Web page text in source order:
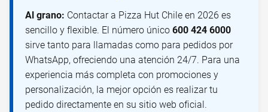
Al grano: Contactar a Pizza Hut Chile en 2026 es
sencillo y flexible. El número único 600 424 6000
sirve tanto para llamadas como para pedidos por
WhatsApp, ofreciendo una atención 24/7. Para una
experiencia más completa con promociones y
personalización, la mejor opción es realizar tu
pedido directamente en su sitio web oficial.